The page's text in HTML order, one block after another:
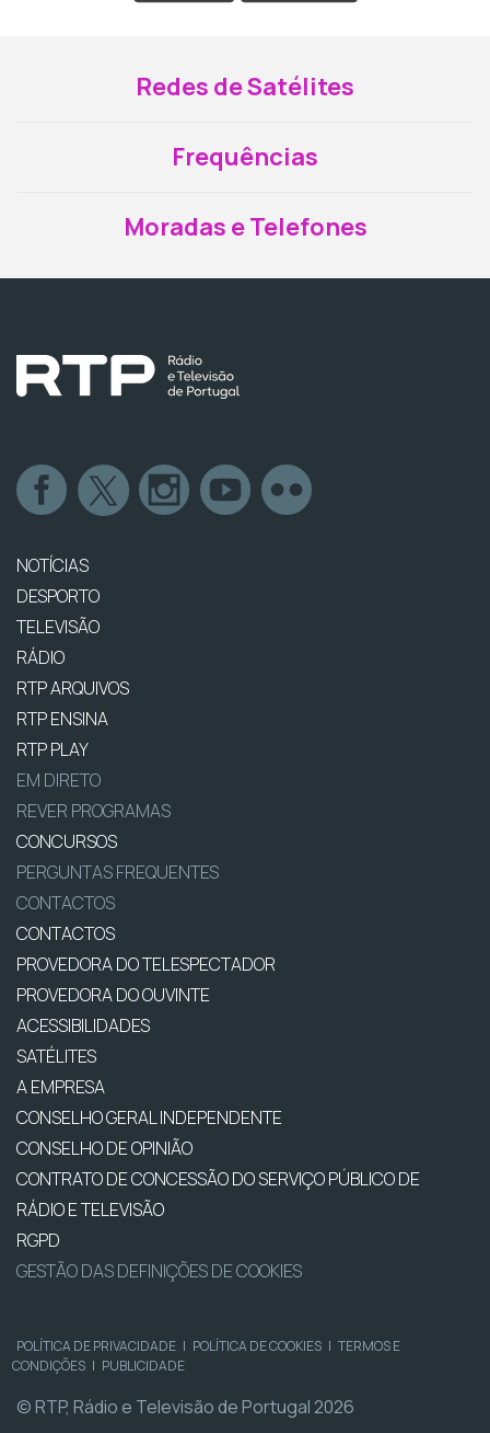
Redes de Satélites
Frequências
Moradas e Telefones
NOTÍCIAS
DESPORTO
TELEVISÃO
RÁDIO
RTP ARQUIVOS
RTP ENSINA
RTP PLAY
EM DIRETO
REVER PROGRAMAS
CONCURSOS
PERGUNTAS FREQUENTES
CONTACTOS
CONTACTOS
PROVEDORA DO TELESPECTADOR
PROVEDORA DO OUVINTE
ACESSIBILIDADES
SATÉLITES
A EMPRESA
CONSELHO GERAL INDEPENDENTE
CONSELHO DE OPINIÃO
CONTRATO DE CONCESSÃO DO SERVIÇO PÚBLICO DE
RÁDIO E TELEVISÃO
RGPD
GESTÃO DAS DEFINIÇÕES DE COOKIES
POLÍTICA DE PRIVACIDADE | POLÍTICA DE COOKIES | TERMOS E
CONDIÇÕES | PUBLICIDADE
© RTP, Rádio e Televisão de Portugal 2026